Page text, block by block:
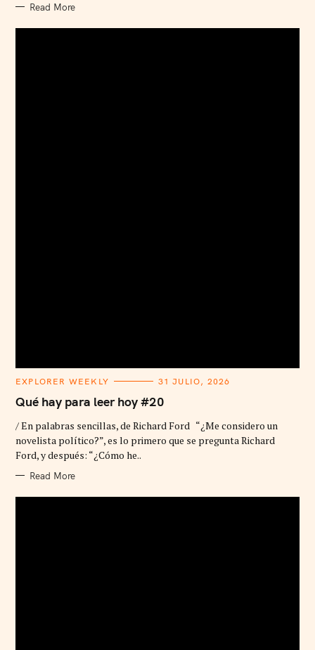
Read More
C
T
E
O
I
E
EXPLORER WEEKLY 31 JULIO, 2026
Qué hay para leer hoy #20
/ En palabras sencillas, de Richard Ford “¿Me considero un
novelista político?”, es lo primero que se pregunta Richard
Ford, y después: “¿Cómo he..
Read More